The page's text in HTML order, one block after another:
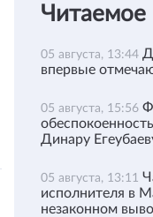
Читаемое
05 августа, 13:44
впервые
05 августа, 15:56
Динару
05 августа, 13:11
исполнителя в
незаконном